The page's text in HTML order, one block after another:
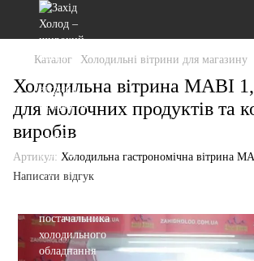
Каталог Холодильні вітрини для магазину
Холодильна вітрина МАВІ
для молочних продуктів та
виробів
Артикул: Холодильна гастрономічна вітрина
Написати відгук